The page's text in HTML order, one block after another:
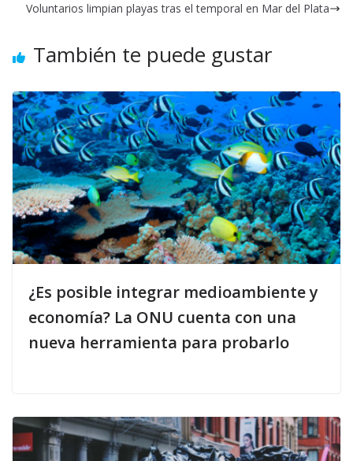
Voluntarios limpian playas tras el temporal en Mar del Plata
También te puede gustar
¿Es posible integrar medioambiente y
economía? La ONU cuenta con una
nueva herramienta para probarlo